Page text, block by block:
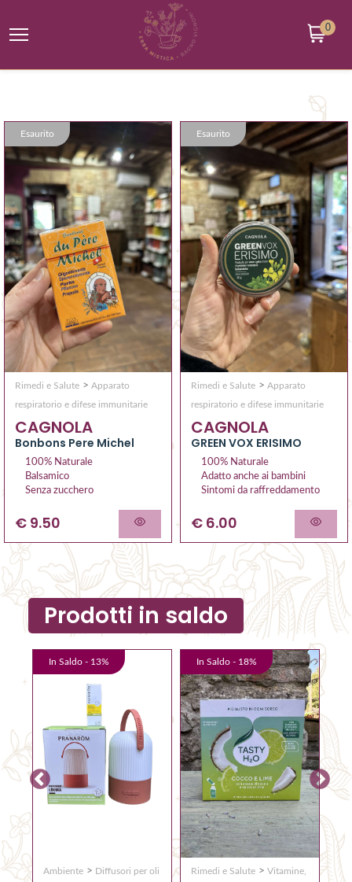
0
Esaurito
Rimedi e Salute > Apparato
respiratorio e difese immunitarie
CAGNOLA
Bonbons Pere Michel
100% Naturale
Balsamico
Senza zucchero
€ 9.50
Esaurito
Rimedi e Salute > Apparato
respiratorio e difese immunitarie
CAGNOLA
GREEN VOX ERISIMO
100% Naturale
Adatto anche ai bambini
Sintomi da raffreddamento
€ 6.00
Prodotti in saldo
In Saldo - 13%
Ambiente > Diffusori per oli
In Saldo - 18%
Rimedi e Salute > Vitamine,